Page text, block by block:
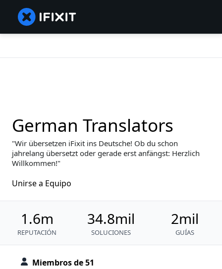
Miembros de 51
German Translators
Wir übersetzen iFixit ins Deutsche! Ob du schon
jahrelang übersetzt oder gerade erst anfängst: Herzlich
Willkommen!
Unirse a Equipo
1.6m
REPUTACIÓN
34.8mil
SOLUCIONES
2mil
GUÍAS